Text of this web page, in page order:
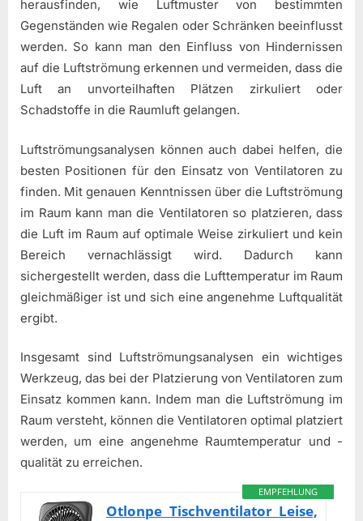
herausfinden, wie Luftmuster von bestimmten
Gegenständen wie Regalen oder Schränken beeinflusst
werden. So kann man den Einfluss von Hindernissen
auf die Luftströmung erkennen und vermeiden, dass die
Luft an unvorteilhaften Plätzen zirkuliert oder
Schadstoffe in die Raumluft gelangen.
Luftströmungsanalysen können auch dabei helfen, die
besten Positionen für den Einsatz von Ventilatoren zu
finden. Mit genauen Kenntnissen über die Luftströmung
im Raum kann man die Ventilatoren so platzieren, dass
die Luft im Raum auf optimale Weise zirkuliert und kein
Bereich vernachlässigt wird. Dadurch kann
sichergestellt werden, dass die Lufttemperatur im Raum
gleichmäßiger ist und sich eine angenehme Luftqualität
ergibt.
Insgesamt sind Luftströmungsanalysen ein wichtiges
Werkzeug, das bei der Platzierung von Ventilatoren zum
Einsatz kommen kann. Indem man die Luftströmung im
Raum versteht, können die Ventilatoren optimal platziert
werden, um eine angenehme Raumtemperatur und -
qualität zu erreichen.
EMPFEHLUNG
Otlonpe Tischventilator Leise,